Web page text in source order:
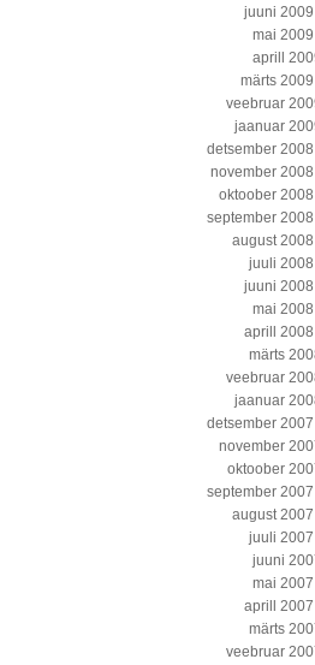
juuni 2009
mai 2009
aprill
märts 2009
veebruar
jaanuar
detsember 2008
november 2008
oktoober 2008
september 2008
august 2008
juuli 2008
juuni 2008
mai 2008
aprill 2008
märts
veebruar
jaanuar
detsember 2007
november
oktoober
september 2007
august 2007
juuli 2007
juuni
mai 2007
aprill 2007
märts
veebruar